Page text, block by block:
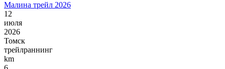
Малина трейл 2026
12
июля
2026
Томск
трейлраннинг
km